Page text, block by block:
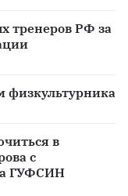
тренеров РФ за
физкультурника
в
с
ГУФСИН